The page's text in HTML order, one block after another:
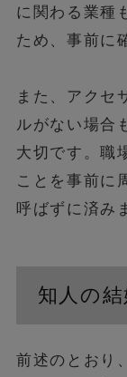
に関わる業種
ため、事前に
また、アクセ
ルがない場合
大切です。職
ことを事前に
呼ばずに済み
知人の
前述のとおり